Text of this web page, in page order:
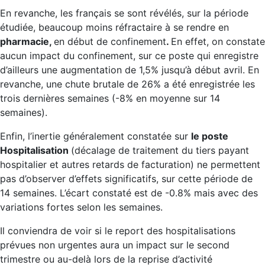
En revanche, les français se sont révélés, sur la période
étudiée, beaucoup moins réfractaire à se rendre en
pharmacie, en début de confinement. En effet, on constate
aucun impact du confinement, sur ce poste qui enregistre
d’ailleurs une augmentation de 1,5% jusqu’à début avril. En
revanche, une chute brutale de 26% a été enregistrée les
trois dernières semaines (-8% en moyenne sur 14
semaines).
Enfin, l’inertie généralement constatée sur le poste
Hospitalisation (décalage de traitement du tiers payant
hospitalier et autres retards de facturation) ne permettent
pas d’observer d’effets significatifs, sur cette période de
14 semaines. L’écart constaté est de -0.8% mais avec des
variations fortes selon les semaines.
Il conviendra de voir si le report des hospitalisations
prévues non urgentes aura un impact sur le second
trimestre ou au-delà lors de la reprise d’activité